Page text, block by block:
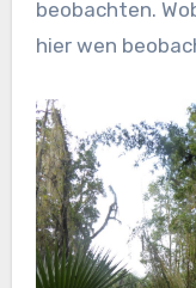
beobachten.
hier wen